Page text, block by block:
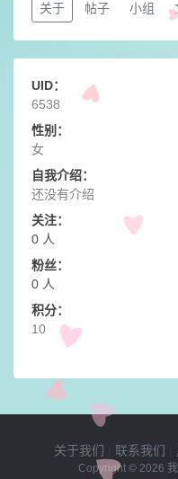
关于 帖子 小组
UID：
6538
性别：
女
自我介绍：
还没有介绍
关注：
0 人
粉丝：
0 人
积分：
10
关于我们 联系我们
Copyright © 2026